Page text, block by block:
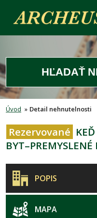
HĽADAŤ
Úvod » Detail nehnutelnosti
Rezervované
POPIS
MAPA